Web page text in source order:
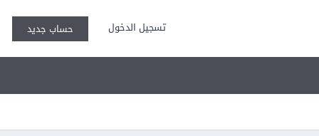
تسجيل الدخول حساب جديد